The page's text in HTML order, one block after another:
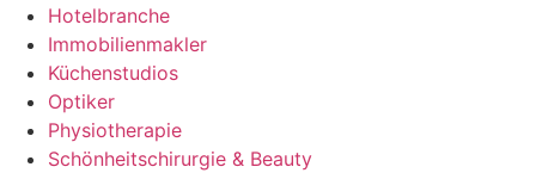
Hotelbranche
Immobilienmakler
Küchenstudios
Optiker
Physiotherapie
Schönheitschirurgie & Beauty